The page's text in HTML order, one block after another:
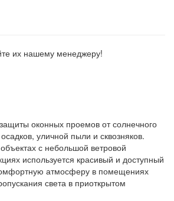
их нашему менеджеру!
оконных проемов от солнечного
уличной пыли и сквозняков.
с небольшой ветровой
используется красивый и доступный
атмосферу в помещениях
света в приоткрытом